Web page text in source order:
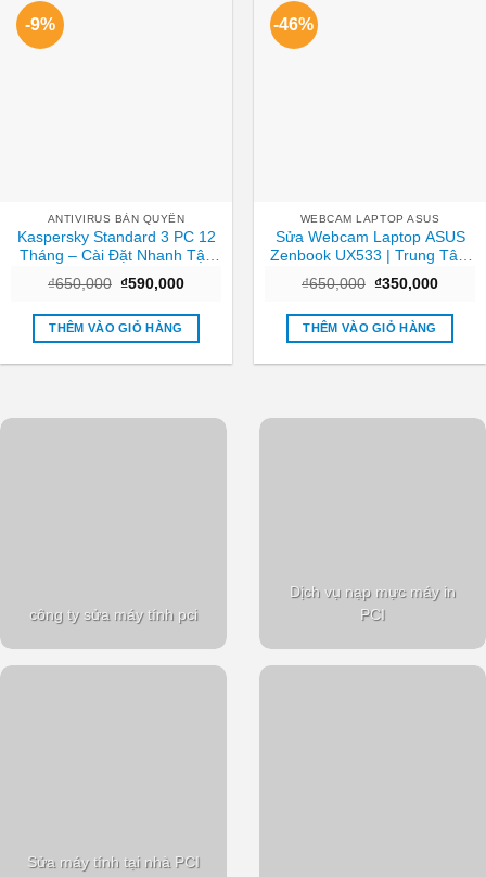
-9%
ANTIVIRUS BẢN QUYỀN
Kaspersky Standard 3 PC 12
Tháng – Cài Đặt Nhanh Tận
₫650,000 Giá
là:
₫650,000.
₫590,000Giá
tại
₫590,000.
THÊM VÀO GIỎ HÀNG
-46%
WEBCAM LAPTOP ASUS
Sửa Webcam Laptop ASUS
Zenbook UX533 | Trung Tâm
₫650,000 Giá
là:
₫650,000.
₫350,000Giá
tại
THÊM VÀO GIỎ HÀNG
công ty sửa máy tính pci
Dịch vụ nạp mực máy in
PCI
Sửa máy tính tại nhà PCI